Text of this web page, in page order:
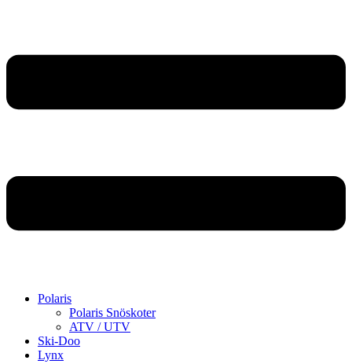
Polaris
Polaris Snöskoter
ATV / UTV
Ski-Doo
Lynx